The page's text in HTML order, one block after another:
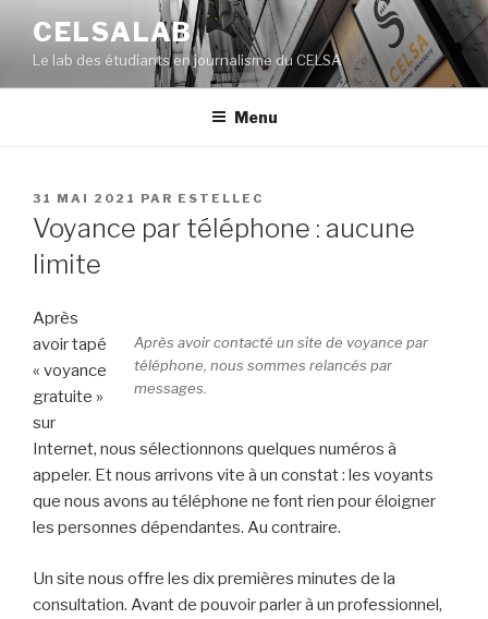
contenu
principal
CELSALAB
Le lab des étudiants en journalisme du CELSA
Menu
PUBLIÉ
LE
31 MAI 2021 PAR ESTELLEC
Voyance par téléphone : aucune
limite
Après avoir contacté un site de voyance par
téléphone, nous sommes relancés par
messages.
Après
avoir tapé
« voyance
gratuite »
sur
Internet, nous sélectionnons quelques numéros à
appeler. Et nous arrivons vite à un constat : les voyants
que nous avons au téléphone ne font rien pour éloigner
les personnes dépendantes. Au contraire.
Un site nous offre les dix premières minutes de la
consultation. Avant de pouvoir parler à un professionnel,